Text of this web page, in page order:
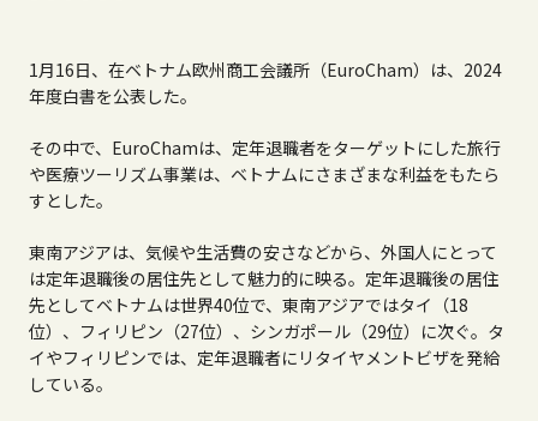
1月16日、在ベトナム欧州商工会議所（EuroCham）は、 2024
年度白書を公表した。
その中で、 EuroChamは、定年退職者をターゲットにした旅行
や医療ツーリズム事業は、ベトナムにさまざまな利益をもたら
すとした。
東南アジアは、気候や生活費の安さなどから、外国人にとって
は定年退職後の居住先として魅力的に映る。定年退職後の居住
先としてベトナムは世界40位で、東南アジアではタイ（18
位）、フィリピン（27位）、シンガポール（29位）に次ぐ。タ
イやフィリピンでは、定年退職者にリタイヤメントビザを発給
している。